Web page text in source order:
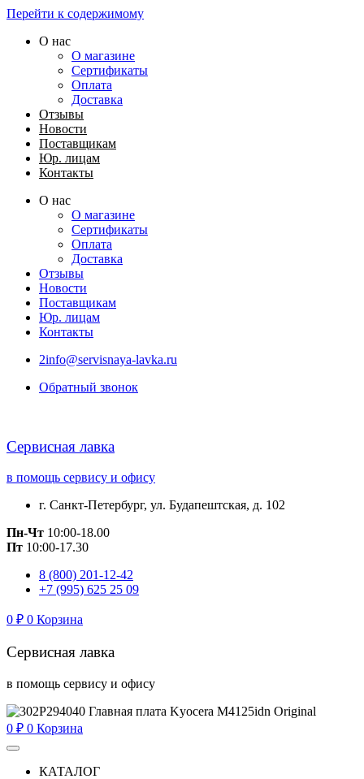
Перейти к содержимому
О нас
О магазине
Сертификаты
Оплата
Доставка
Отзывы
Новости
Поставщикам
Юр. лицам
Контакты
О нас
О магазине
Сертификаты
Оплата
Доставка
Отзывы
Новости
Поставщикам
Юр. лицам
Контакты
2info@servisnaya-lavka.ru
Обратный звонок
Сервисная лавка
в помощь сервису и офису
г. Санкт-Петербург, ул. Будапештская, д. 102
Пн-Чт 10:00-18.00
Пт 10:00-17.30
8 (800) 201-12-42
+7 (995) 625 25 09
0 ₽ 0 Корзина
Сервисная лавка
в помощь сервису и офису
0 ₽ 0 Корзина
КАТАЛОГ